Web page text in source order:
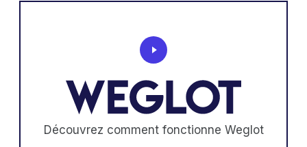
Découvrez comment fonctionne Weglot